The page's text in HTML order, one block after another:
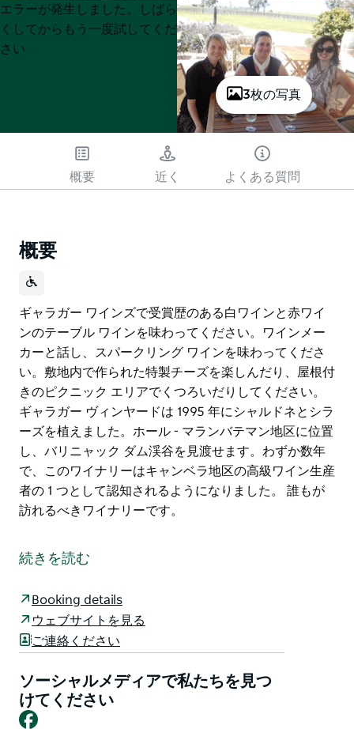
3枚の写真
Product
List
Product
List
エラーが発生しました。しばら
くしてからもう一度試してくだ
さい
概要 近く よくある質問
概要
ギャラガー ワインズで受賞歴のある白ワインと赤ワイ
ンのテーブル ワインを味わってください。ワインメー
カーと話し、スパークリング ワインを味わってくださ
い。敷地内で作られた特製チーズを楽しんだり、屋根付
きのピクニック エリアでくつろいだりしてください。
ギャラガー ヴィンヤードは 1995 年にシャルドネとシラ
ーズを植えました。ホール - マランバテマン地区に位置
し、バリニャック ダム渓谷を見渡せます。わずか数年
で、このワイナリーはキャンベラ地区の高級ワイン生産
者の 1 つとして認知されるようになりました。 誰もが
訪れるべきワイナリーです。
ンのテーブル ワインを味わってください。ワインメー
カーと話し、スパークリング ワインを味わってくださ
きのピクニック エリアでくつろいだりしてください。
ギャラガー ヴィンヤードは 1995 年にシャルドネとシラ
ーズを植えました。ホール - マランバテマン地区に位置
し、バリニャック ダム渓谷を見渡せます。わずか数年
で、このワイナリーはキャンベラ地区の高級ワイン生産
者の 1 つとして認知されるようになりました。
続きを読む
Booking details
ウェブサイトを見る
ご連絡ください
ソーシャルメディアで私たちを見つ
けてください
Facebook